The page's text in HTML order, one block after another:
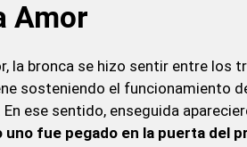
Amor
la bronca se hizo sentir entre los
sosteniendo el funcionamiento
ese sentido, enseguida
fue pegado en la puerta del